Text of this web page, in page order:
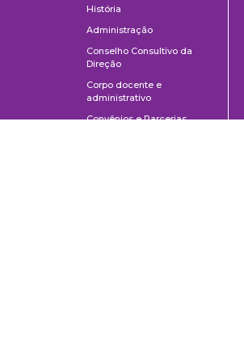
História
Administração
Conselho Consultivo da
Direção
Corpo docente e
administrativo
Convênios e Parcerias